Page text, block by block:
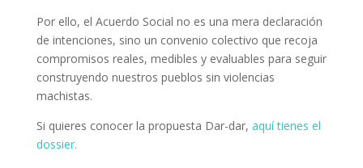
Por ello, el Acuerdo Social no es una mera declaración
de intenciones, sino un convenio colectivo que recoja
compromisos reales, medibles y evaluables para seguir
construyendo nuestros pueblos sin violencias
machistas.
Si quieres conocer la propuesta Dar-dar, aquí tienes el
dossier.